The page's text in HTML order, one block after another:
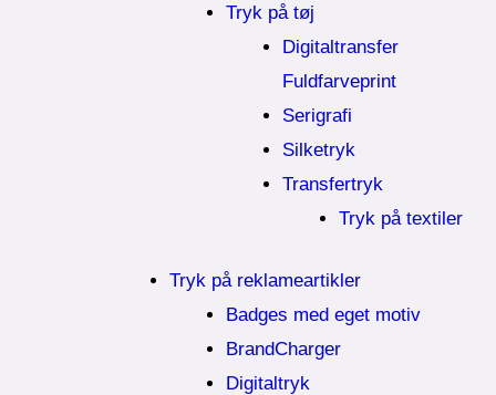
Tryk på tøj
Digitaltransfer
Fuldfarveprint
Serigrafi
Silketryk
Transfertryk
Tryk på textiler
Tryk på reklameartikler
Badges med eget motiv
BrandCharger
Digitaltryk